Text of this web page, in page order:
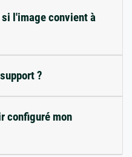
l'image convient à
?
configuré mon